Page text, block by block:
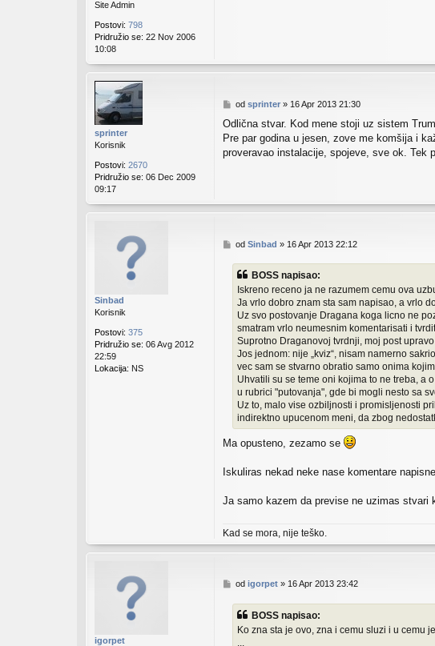
Site Admin
Postovi: 798
Pridružio se: 22 Nov 2006
10:08
sprinter
Korisnik
Postovi: 2670
Pridružio se: 06 Dec 2009
09:17
P
s
t
od sprinter» 16 Apr 2013 21:30
Odlična stvar. Kod mene stoji uz sistem
Pre par godina u jesen, zove me komšija i
proveravao instalacije, spojeve, sve ok. Tek
Sinbad
Korisnik
Postovi: 375
Pridružio se: 06 Avg 2012
22:59
Lokacija: NS
P
s
od Sinbad » 16 Apr 2013 22:12
BOSS napisao:
Iskreno receno ja ne razumem cemu ova
Ja vrlo dobro znam sta sam napisao, a vrlo
Uz svo postovanje Dragana koga licno ne
smatram vrlo neumesnim komentarisati i
Suprotno Draganovoj tvrdnji, moj post
Jos jednom: nije „kviz“, nisam namerno
vec sam se stvarno obratio samo onima
Uhvatili su se teme oni kojima to ne treba, a
u rubrici "putovanja", gde bi mogli nesto sa
Uz to, malo vise ozbiljnosti i promisljenosti
indirektno upucenom meni, da zbog
Ma opusteno, zezamo se
Iskuliras nekad neke nase komentare
Ja samo kazem da previse ne uzimas stvari
Kad se mora, nije teško.
igorpet
P
s
od igorpet» 16 Apr 2013 23:42
BOSS napisao:
Ko zna sta je ovo, zna i cemu sluzi i u cemu